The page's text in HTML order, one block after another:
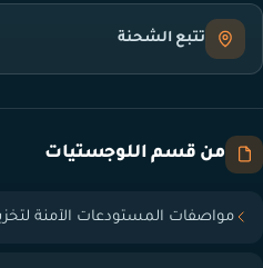
تتبع الشحنة
من قسم اللوجستيات
مواصفات المستودعات الآمنة